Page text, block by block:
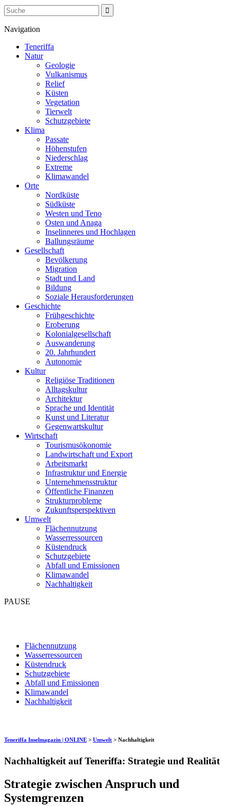
Navigation
Teneriffa
Natur
Geologie
Vulkanismus
Relief
Küsten
Vegetation
Tierwelt
Schutzgebiete
Klima
Passate
Höhenstufen
Niederschlag
Extreme
Klimawandel
Orte
Nordküste
Südküste
Westen und Teno
Osten und Anaga
Inselinneres und Hochlagen
Ballungsräume
Gesellschaft
Bevölkerung
Migration
Stadt und Land
Bildung
Soziale Herausforderungen
Geschichte
Frühgeschichte
Eroberung
Kolonialgesellschaft
Auswanderung
20. Jahrhundert
Autonomie
Kultur
Religiöse Traditionen
Alltagskultur
Architektur
Sprache und Identität
Kunst und Literatur
Gegenwartskultur
Wirtschaft
Tourismusökonomie
Landwirtschaft und Export
Arbeitsmarkt
Infrastruktur und Energie
Unternehmensstruktur
Öffentliche Finanzen
Strukturprobleme
Zukunftsperspektiven
Umwelt
Flächennutzung
Wasserressourcen
Küstendruck
Schutzgebiete
Abfall und Emissionen
Klimawandel
Nachhaltigkeit
PAUSE
Flächennutzung
Wasserressourcen
Küstendruck
Schutzgebiete
Abfall und Emissionen
Klimawandel
Nachhaltigkeit
Teneriffa Inselmagazin | ONLINE > Umwelt > Nachhaltigkeit
Nachhaltigkeit auf Teneriffa: Strategie und Realität
Strategie zwischen Anspruch und
Systemgrenzen